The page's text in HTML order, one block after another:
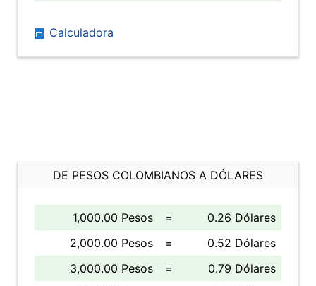
Calculadora
DE PESOS COLOMBIANOS A DÓLARES
1,000.00 Pesos =
0.26 Dólares
2,000.00 Pesos
=
0.52 Dólares
3,000.00 Pesos
=
0.79 Dólares